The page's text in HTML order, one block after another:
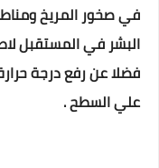
في صخور المريخ
البشر في المستقبل
فضلا عن رفع درجة
علي السطح .